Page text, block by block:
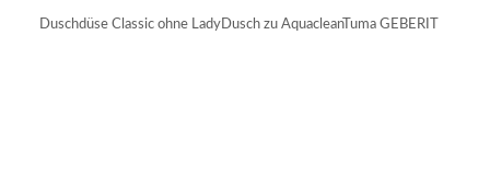
Duschdüse Classic ohne LadyDusch zu AquacleanTuma GEBERIT